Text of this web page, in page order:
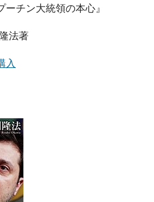
ーチン大統領の本心』
法著
入